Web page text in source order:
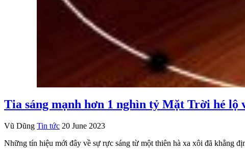
Tia sáng mạnh hơn 1 nghìn tỷ Mặt Trời hé lộ
Vũ Dũng Tin tức 20 June 2023
Những tín hiệu mới đây về sự rực sáng từ một thiên hà xa xôi đã khẳng